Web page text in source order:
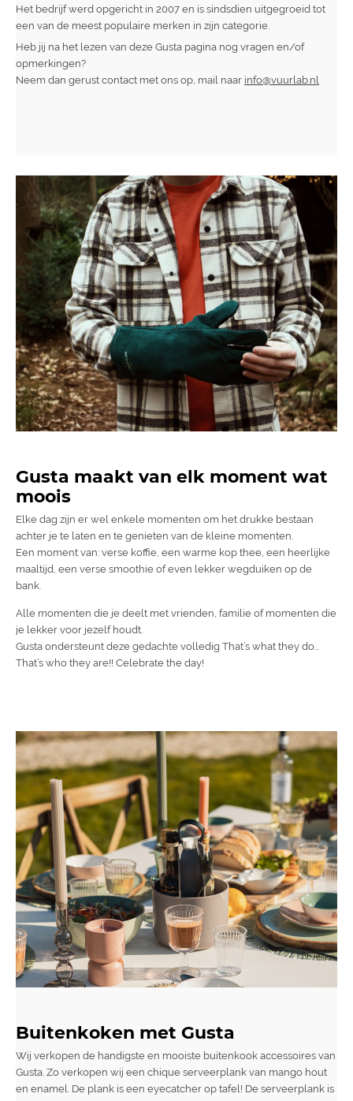
Het bedrijf werd opgericht in 2007 en is sindsdien uitgegroeid tot
een van de meest populaire merken in zijn categorie.
Heb jij na het lezen van deze Gusta pagina nog vragen en/of
opmerkingen?
Neem dan gerust contact met ons op, mail naar info@vuurlab.nl
Gusta maakt van elk moment wat
moois
Elke dag zijn er wel enkele momenten om het drukke bestaan
achter je te laten en te genieten van de kleine momenten.
Een moment van: verse koffie, een warme kop thee, een heerlijke
maaltijd, een verse smoothie of even lekker wegduiken op de
bank.
Alle momenten die je deelt met vrienden, familie of momenten die
je lekker voor jezelf houdt.
Gusta ondersteunt deze gedachte volledig That’s what they do…
That’s who they are!! Celebrate the day!
Buitenkoken met Gusta
Wij verkopen de handigste en mooiste buitenkook accessoires van
Gusta. Zo verkopen wij een chique serveerplank van mango hout
en enamel. De plank is een eyecatcher op tafel! De serveerplank is